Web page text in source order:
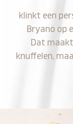
klinkt een
Bryano op
Dat
knuffelen,